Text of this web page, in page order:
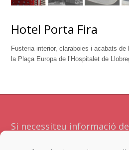
Hotel Porta Fira
Fusteria interior, claraboies i acabats
la Plaça Europa de l’Hospitalet de
Si necessiteu informació